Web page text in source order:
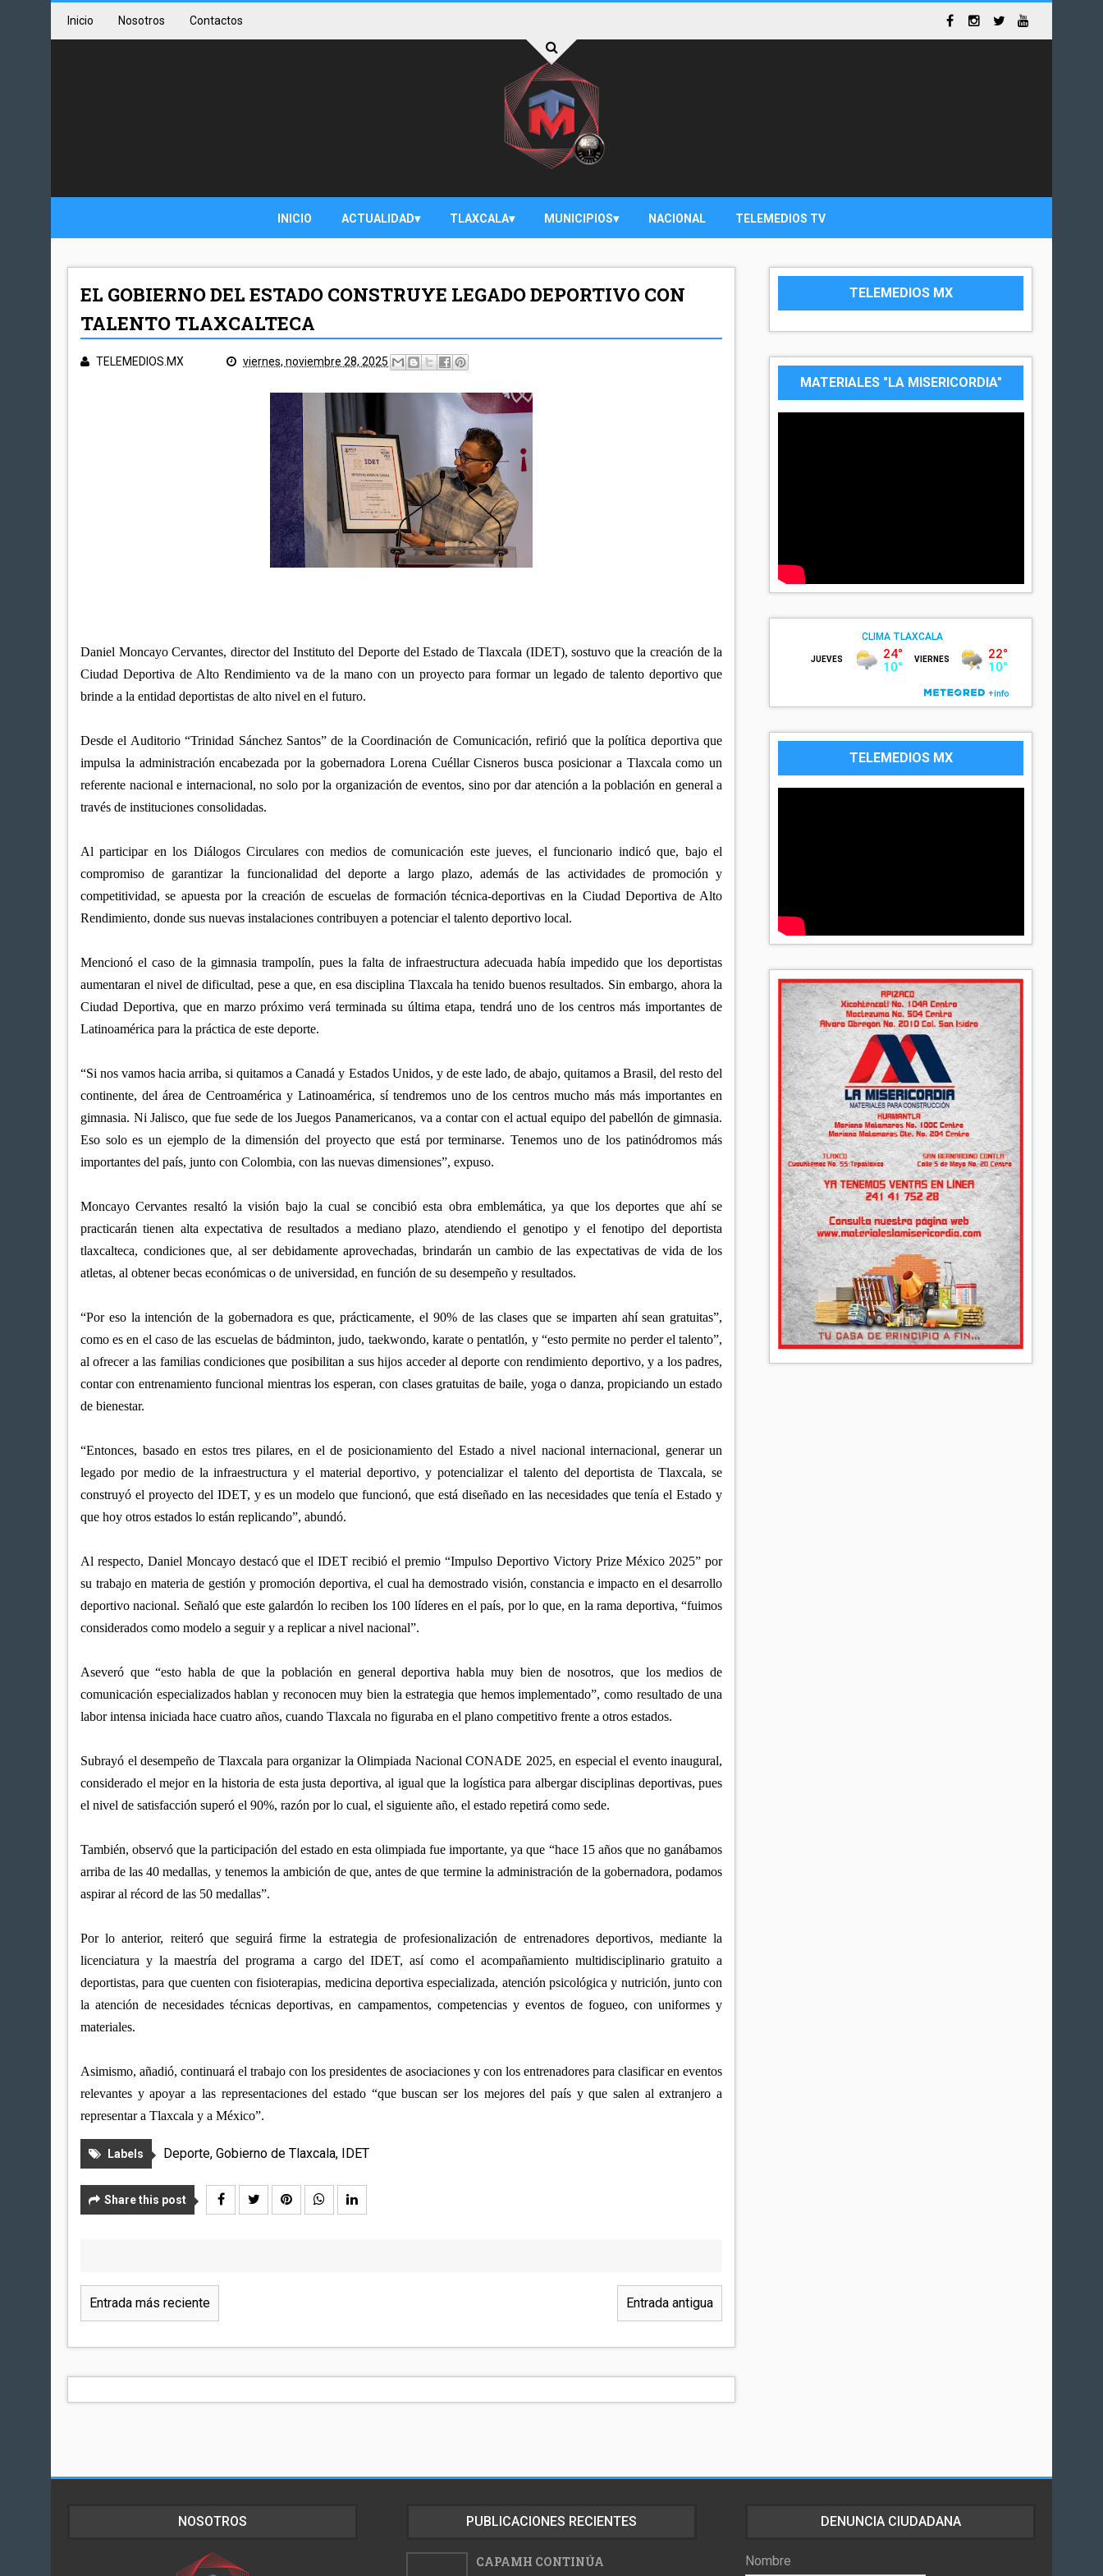
Inicio Nosotros Contactos
INICIO ACTUALIDAD TLAXCALA MUNICIPIOS NACIONAL TELEMEDIOS TV
EL GOBIERNO DEL ESTADO CONSTRUYE LEGADO DEPORTIVO CON
TALENTO TLAXCALTECA
TELEMEDIOS.MX viernes, noviembre 28, 2025
Daniel Moncayo Cervantes, director del Instituto del Deporte del Estado de Tlaxcala (IDET), sostuvo que la creación de la
Ciudad Deportiva de Alto Rendimiento va de la mano con un proyecto para formar un legado de talento deportivo que
brinde a la entidad deportistas de alto nivel en el futuro.
Desde el Auditorio “Trinidad Sánchez Santos” de la Coordinación de Comunicación, refirió que la política deportiva que
impulsa la administración encabezada por la gobernadora Lorena Cuéllar Cisneros busca posicionar a Tlaxcala como un
referente nacional e internacional, no solo por la organización de eventos, sino por dar atención a la población en general a
través de instituciones consolidadas.
Al participar en los Diálogos Circulares con medios de comunicación este jueves, el funcionario indicó que, bajo el
compromiso de garantizar la funcionalidad del deporte a largo plazo, además de las actividades de promoción y
competitividad, se apuesta por la creación de escuelas de formación técnica-deportivas en la Ciudad Deportiva de Alto
Rendimiento, donde sus nuevas instalaciones contribuyen a potenciar el talento deportivo local.
Mencionó el caso de la gimnasia trampolín, pues la falta de infraestructura adecuada había impedido que los deportistas
aumentaran el nivel de dificultad, pese a que, en esa disciplina Tlaxcala ha tenido buenos resultados. Sin embargo, ahora la
Ciudad Deportiva, que en marzo próximo verá terminada su última etapa, tendrá uno de los centros más importantes de
Latinoamérica para la práctica de este deporte.
“Si nos vamos hacia arriba, si quitamos a Canadá y Estados Unidos, y de este lado, de abajo, quitamos a Brasil, del resto del
continente, del área de Centroamérica y Latinoamérica, sí tendremos uno de los centros mucho más más importantes en
gimnasia. Ni Jalisco, que fue sede de los Juegos Panamericanos, va a contar con el actual equipo del pabellón de gimnasia.
Eso solo es un ejemplo de la dimensión del proyecto que está por terminarse. Tenemos uno de los patinódromos más
importantes del país, junto con Colombia, con las nuevas dimensiones”, expuso.
Moncayo Cervantes resaltó la visión bajo la cual se concibió esta obra emblemática, ya que los deportes que ahí se
practicarán tienen alta expectativa de resultados a mediano plazo, atendiendo el genotipo y el fenotipo del deportista
tlaxcalteca, condiciones que, al ser debidamente aprovechadas, brindarán un cambio de las expectativas de vida de los
atletas, al obtener becas económicas o de universidad, en función de su desempeño y resultados.
“Por eso la intención de la gobernadora es que, prácticamente, el 90% de las clases que se imparten ahí sean gratuitas”,
como es en el caso de las escuelas de bádminton, judo, taekwondo, karate o pentatlón, y “esto permite no perder el talento”,
al ofrecer a las familias condiciones que posibilitan a sus hijos acceder al deporte con rendimiento deportivo, y a los padres,
contar con entrenamiento funcional mientras los esperan, con clases gratuitas de baile, yoga o danza, propiciando un estado
de bienestar.
“Entonces, basado en estos tres pilares, en el de posicionamiento del Estado a nivel nacional internacional, generar un
legado por medio de la infraestructura y el material deportivo, y potencializar el talento del deportista de Tlaxcala, se
construyó el proyecto del IDET, y es un modelo que funcionó, que está diseñado en las necesidades que tenía el Estado y
que hoy otros estados lo están replicando”, abundó.
Al respecto, Daniel Moncayo destacó que el IDET recibió el premio “Impulso Deportivo Victory Prize México 2025” por
su trabajo en materia de gestión y promoción deportiva, el cual ha demostrado visión, constancia e impacto en el desarrollo
deportivo nacional. Señaló que este galardón lo reciben los 100 líderes en el país, por lo que, en la rama deportiva, “fuimos
considerados como modelo a seguir y a replicar a nivel nacional”.
Aseveró que “esto habla de que la población en general deportiva habla muy bien de nosotros, que los medios de
comunicación especializados hablan y reconocen muy bien la estrategia que hemos implementado”, como resultado de una
labor intensa iniciada hace cuatro años, cuando Tlaxcala no figuraba en el plano competitivo frente a otros estados.
Subrayó el desempeño de Tlaxcala para organizar la Olimpiada Nacional CONADE 2025, en especial el evento inaugural,
considerado el mejor en la historia de esta justa deportiva, al igual que la logística para albergar disciplinas deportivas, pues
el nivel de satisfacción superó el 90%, razón por lo cual, el siguiente año, el estado repetirá como sede.
También, observó que la participación del estado en esta olimpiada fue importante, ya que “hace 15 años que no ganábamos
arriba de las 40 medallas, y tenemos la ambición de que, antes de que termine la administración de la gobernadora, podamos
aspirar al récord de las 50 medallas”.
Por lo anterior, reiteró que seguirá firme la estrategia de profesionalización de entrenadores deportivos, mediante la
licenciatura y la maestría del programa a cargo del IDET, así como el acompañamiento multidisciplinario gratuito a
deportistas, para que cuenten con fisioterapias, medicina deportiva especializada, atención psicológica y nutrición, junto con
la atención de necesidades técnicas deportivas, en campamentos, competencias y eventos de fogueo, con uniformes y
materiales.
Asimismo, añadió, continuará el trabajo con los presidentes de asociaciones y con los entrenadores para clasificar en eventos
relevantes y apoyar a las representaciones del estado “que buscan ser los mejores del país y que salen al extranjero a
representar a Tlaxcala y a México”.
Labels Deporte, Gobierno de Tlaxcala, IDET
Share this post
Entrada más reciente Entrada antigua
TELEMEDIOS MX
MATERIALES "LA MISERICORDIA"
TELEMEDIOS MX
NOSOTROS PUBLICACIONES RECIENTES
CAPAMH CONTINÚA
DENUNCIA CIUDADANA
Nombre